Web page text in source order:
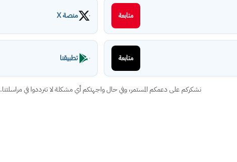
متابعة منصة X
متابعة تطبيقنا
نشكركم على دعمكم المستمر، وفي حال واجهتكم أي مشكلة لا تترددوا في مراسلتنا.